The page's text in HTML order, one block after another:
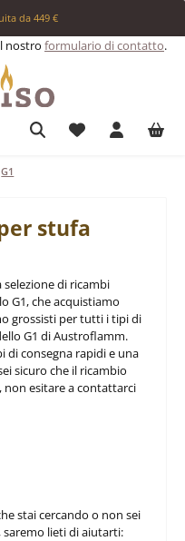
da 449 €
nostro formulario di contatto.
Hai 0 articoli
G1
stufa
di ricambi
G1, che acquistiamo
grossisti per tutti i tipi di
G1 di Austroflamm.
di consegna rapidi e una
sicuro che il ricambio
non esitare a contattarci
stai cercando o non sei
saremo lieti di aiutarti: